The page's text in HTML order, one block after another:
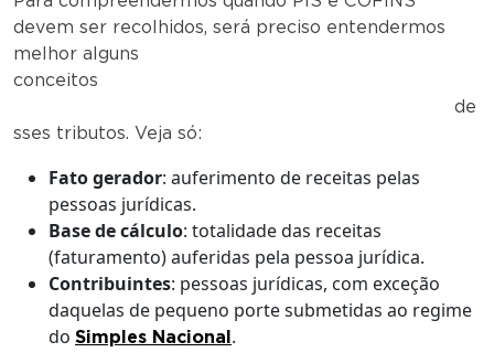
devem ser recolhidos, será preciso entendermos
melhor alguns
conceitos
de
sses tributos. Veja só:
Fato gerador: auferimento de receitas pelas
pessoas jurídicas.
Base de cálculo: totalidade das receitas
(faturamento) auferidas pela pessoa jurídica.
Contribuintes: pessoas jurídicas, com exceção
daquelas de pequeno porte submetidas ao regime
do Simples Nacional.